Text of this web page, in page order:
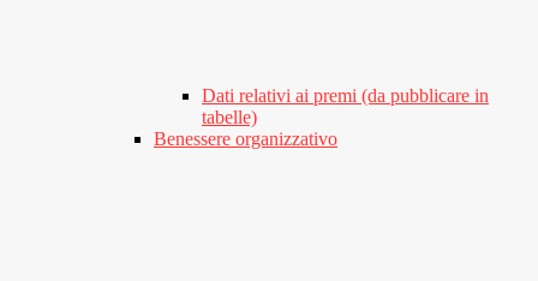
Dati relativi ai premi (da pubblicare in
tabelle)
Benessere organizzativo